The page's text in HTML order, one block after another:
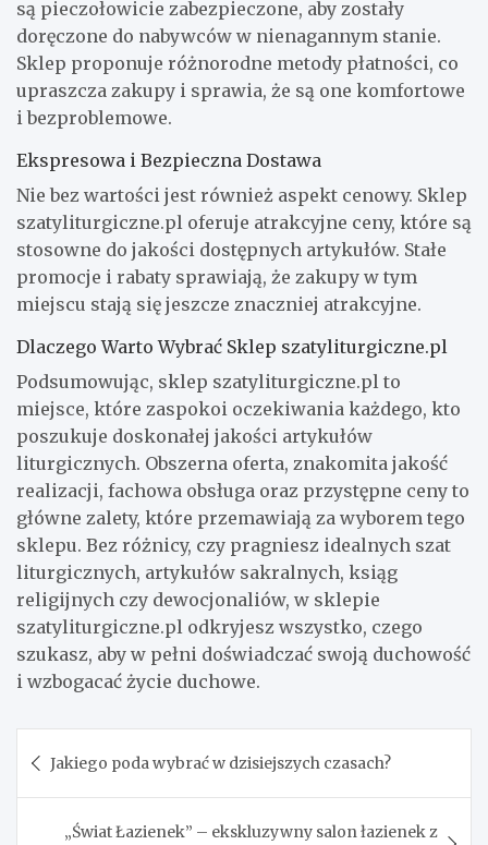
są pieczołowicie zabezpieczone, aby zostały
doręczone do nabywców w nienagannym stanie.
Sklep proponuje różnorodne metody płatności, co
upraszcza zakupy i sprawia, że są one komfortowe
i bezproblemowe.
Ekspresowa i Bezpieczna Dostawa
Nie bez wartości jest również aspekt cenowy. Sklep
szatyliturgiczne.pl oferuje atrakcyjne ceny, które są
stosowne do jakości dostępnych artykułów. Stałe
promocje i rabaty sprawiają, że zakupy w tym
miejscu stają się jeszcze znaczniej atrakcyjne.
Dlaczego Warto Wybrać Sklep szatyliturgiczne.pl
Podsumowując, sklep szatyliturgiczne.pl to
miejsce, które zaspokoi oczekiwania każdego, kto
poszukuje doskonałej jakości artykułów
liturgicznych. Obszerna oferta, znakomita jakość
realizacji, fachowa obsługa oraz przystępne ceny to
główne zalety, które przemawiają za wyborem tego
sklepu. Bez różnicy, czy pragniesz idealnych szat
liturgicznych, artykułów sakralnych, ksiąg
religijnych czy dewocjonaliów, w sklepie
szatyliturgiczne.pl odkryjesz wszystko, czego
szukasz, aby w pełni doświadczać swoją duchowość
i wzbogacać życie duchowe.
wpisu
Jakiego poda wybrać w dzisiejszych czasach?
„Świat Łazienek” – ekskluzywny salon łazienek z